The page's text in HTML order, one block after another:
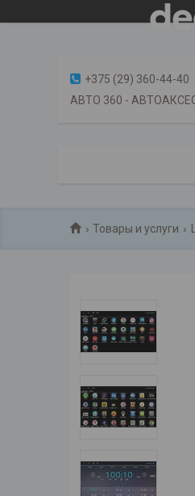
+375 (29) 360-44-40
АВТО 360 -
Товары и услуги